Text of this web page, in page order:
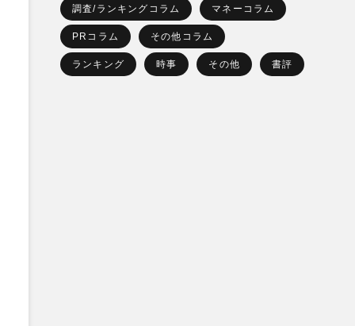
調査/ランキングコラム マネーコラム
PRコラム その他コラム
ランキング 時事 その他 書評